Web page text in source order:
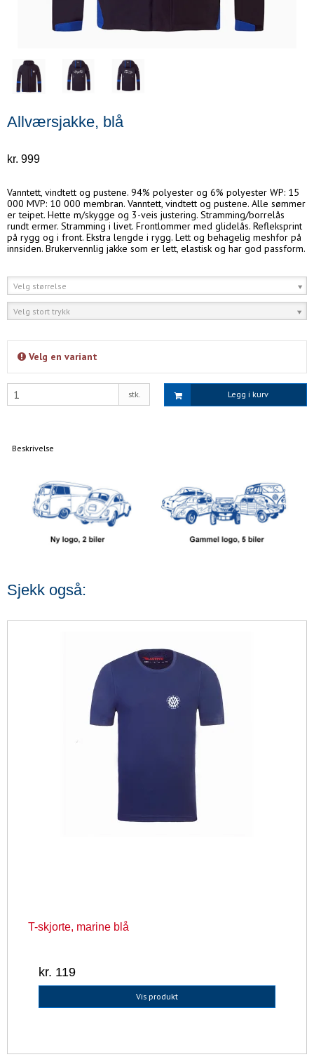
Allværsjakke, blå
kr. 999
Vanntett, vindtett og pustene. 94% polyester og 6% polyester WP: 15
000 MVP: 10 000 membran. Vanntett, vindtett og pustene. Alle sømmer
er teipet. Hette m/skygge og 3-veis justering. Stramming/borrelås
rundt ermer. Stramming i livet. Frontlommer med glidelås. Refleksprint
på rygg og i front. Ekstra lengde i rygg. Lett og behagelig meshfor på
innsiden. Brukervennlig jakke som er lett, elastisk og har god passform.
Velg størrelse
Velg stort trykk
Velg en variant
stk. Legg i kurv
Beskrivelse
Sjekk også:
T-skjorte, marine blå
kr. 119
Vis produkt